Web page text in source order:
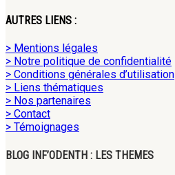
AUTRES LIENS :
> Mentions légales
> Notre politique de confidentialité
> Conditions générales d’utilisation
> Liens thématiques
> Nos partenaires
> Contact
> Témoignages
BLOG INF’ODENTH : LES THEMES